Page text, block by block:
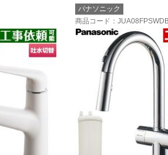
パナソニック
商品コード ：